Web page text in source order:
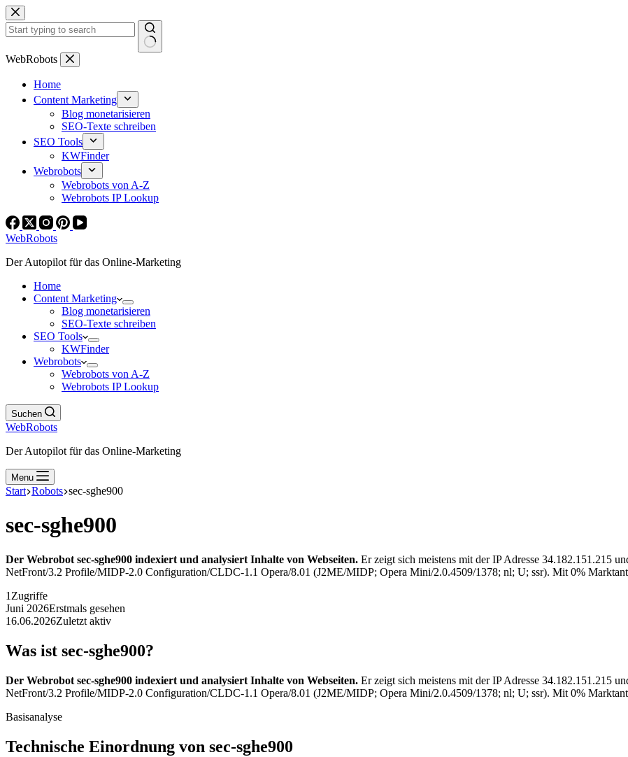
Zum
Inhalt
springen
Keine
WebRobots
Home
Content Marketing
Blog monetarisieren
SEO-Texte schreiben
SEO Tools
KWFinder
Webrobots
Webrobots von A-Z
Webrobots IP Lookup
WebRobots
Der Autopilot für das Online-Marketing
Home
Content Marketing
Blog monetarisieren
SEO-Texte schreiben
SEO Tools
KWFinder
Webrobots
Webrobots von A-Z
Webrobots IP Lookup
Suchen
WebRobots
Der Autopilot für das Online-Marketing
Menu
Start Robots sec-sghe900
sec-sghe900
Der Webrobot sec-sghe900 indexiert und analysiert Inhalte von Webseiten. Er zeigt sich meistens mit der IP Adresse 34.182.151.215
NetFront/3.2 Profile/MIDP-2.0 Configuration/CLDC-1.1 Opera/8.01 (J2ME/MIDP; Opera Mini/2.0.4509/1378; nl; U; ssr). Mit 0%
1 Zugriffe
Juni 2026Erstmals gesehen
16.06.2026Zuletzt aktiv
Was ist sec-sghe900?
Der Webrobot sec-sghe900 indexiert und analysiert Inhalte von Webseiten. Er zeigt sich meistens mit der IP Adresse 34.182.151.215
NetFront/3.2 Profile/MIDP-2.0 Configuration/CLDC-1.1 Opera/8.01 (J2ME/MIDP; Opera Mini/2.0.4509/1378; nl; U; ssr). Mit 0%
Basisanalyse
Technische Einordnung von sec-sghe900